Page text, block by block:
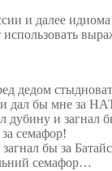
и далее идиома
дедом
дал бы мне за
дубину и загнал
семафор!
бы за
семафор…